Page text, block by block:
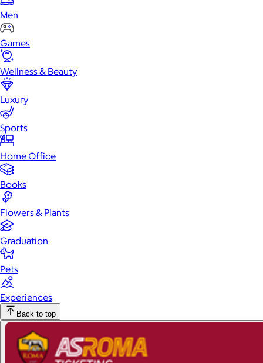
Men
Games
Wellness & Beauty
Luxury
Sports
Home Office
Books
Flowers & Plants
Graduation
Pets
Experiences
Back to top